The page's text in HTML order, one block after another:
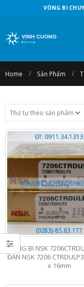
VÒNG BI
Home Sản Phẩm
VÒNG BI NSK
ĐẠN NSK 7206
x 16mm